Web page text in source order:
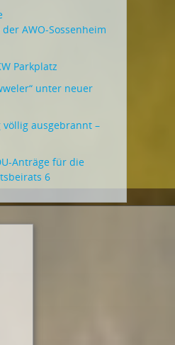
AWO-Sossenheim
Parkplatz
unter neuer
völlig ausgebrannt –
Anträge für die
6